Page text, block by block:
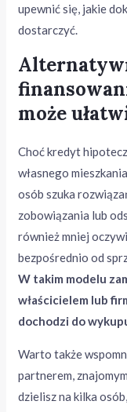
upewnić się, jakie
dostarczyć.
może
Choć kredyt
własnego
osób szuka
zobowiązania lub
również mniej
bezpośrednio od
W takim modelu
właścicielem lub
dochodzi do
Warto także
partnerem,
dzielisz na kilka